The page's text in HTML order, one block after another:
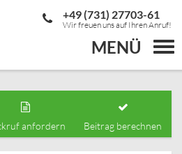
MENÜ
+49 (731) 27703-61
Wir freuen uns auf Ihren Anruf!
anfordern Beitrag berechnen